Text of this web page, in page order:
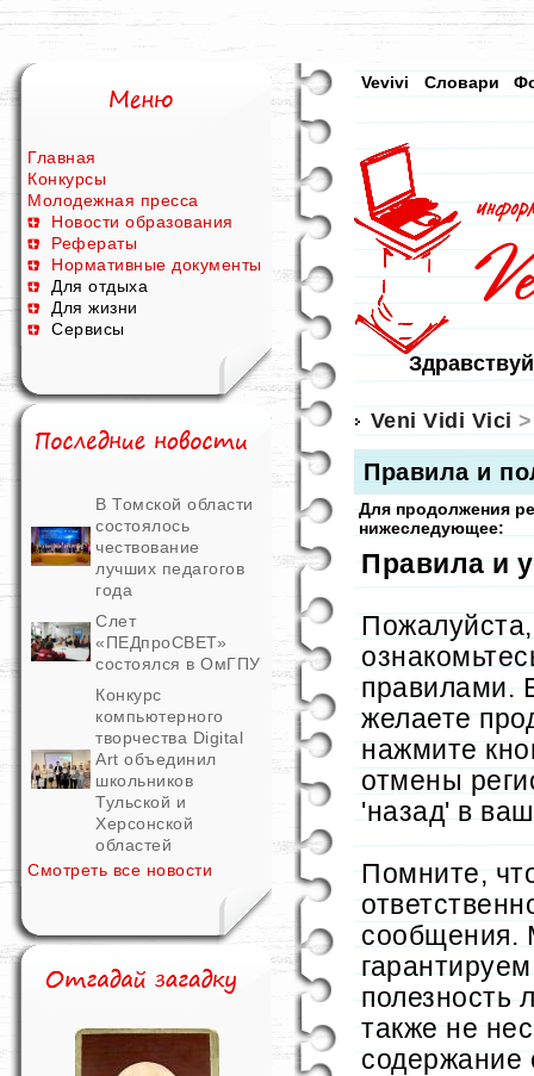
Главная
Конкурсы
Молодежная пресса
Новости образования
Рефераты
Нормативные документы
Для отдыха
Для жизни
Сервисы
В Томской области
состоялось
чествование
лучших педагогов
года
Слет
«ПЕДпроСВЕТ»
состоялся в ОмГПУ
Конкурс
компьютерного
творчества Digital
Art объединил
школьников
Тульской и
Херсонской
областей
Смотреть все новости
Vevivi Словари
Veni Vidi Vici
Правила и
Для продолжения
нижеследующее:
Правила и
правилами.
желаете
нажмите
отмены
'назад' в
Помните,
сообщения.
полезность
также не
содержание